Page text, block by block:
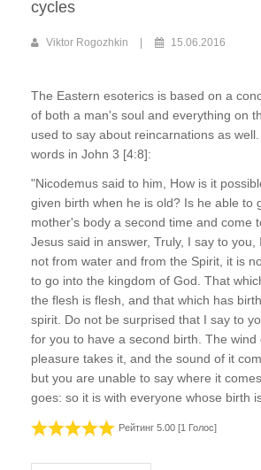
cycles
Viktor Rogozhkin 15.06.2016
The Eastern esoterics is based on a
of both a man's soul and everything on
used to say about reincarnations as
words in John 3 [4:8]:
"Nicodemus said to him, How is it
given birth when he is old? Is he able to
mother's body a second time and come
Jesus said in answer, Truly, I say to
not from water and from the Spirit, it is
to go into the kingdom of God. That
the flesh is flesh, and that which has
spirit. Do not be surprised that I say to
for you to have a second birth. The wind
pleasure takes it, and the sound of it
but you are unable to say where it
goes: so it is with everyone whose birth
Рейтинг 5.00 [1 Голос]